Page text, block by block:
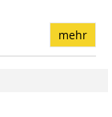
mehr